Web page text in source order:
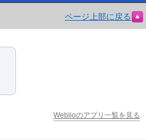
ページ上部に戻る
Weblioのアプリ一覧を見る